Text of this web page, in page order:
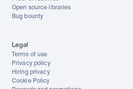
Open source libraries
Bug bounty
Legal
Terms of use
Privacy policy
Hiring privacy
Cookie Policy